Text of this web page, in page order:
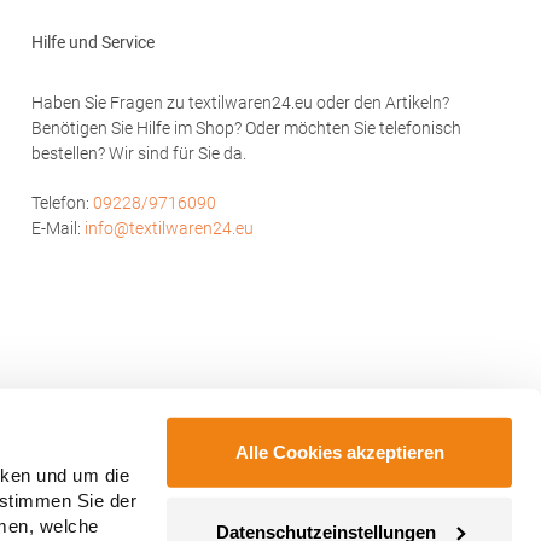
und um die
Sie der
welche
Alle Cookies akzeptieren
Datenschutzeinstellungen
Hilfe und Service
Haben Sie Fragen zu textilwaren24.eu oder den Artikeln?
Benötigen Sie Hilfe im Shop? Oder möchten Sie telefonisch
bestellen? Wir sind für Sie da.
Telefon: 09228/9716090
E-Mail: info@textilwaren24.eu